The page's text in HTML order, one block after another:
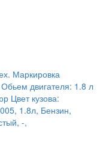
Маркировка
двигателя: 1.8 л
Цвет кузова:
1.8л, Бензин,
-,